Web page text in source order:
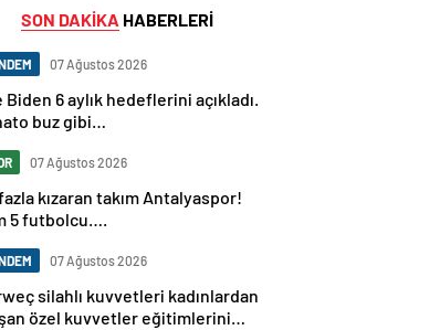
SON DAKİKA HABERLERİ
07 Ağustos 2026
Biden 6 aylık hedeflerini açıkladı.
buz gibi…
07 Ağustos 2026
kızaran takım Antalyaspor!
5 futbolcu….
07 Ağustos 2026
silahlı kuvvetleri kadınlardan
özel kuvvetler eğitimlerini